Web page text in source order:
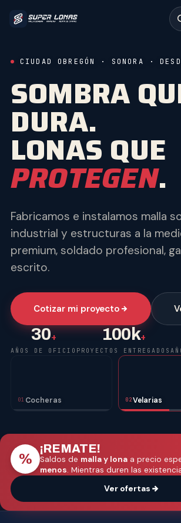
CIUDAD OBREGÓN · SONORA ·
SOMBRA
DURA.
LONAS QUE
PROTEGEN.
Fabricamos e instalamos malla
industrial y estructuras a la
premium, soldado profesional,
escrito.
Cotizar mi proyecto
30+
AÑOS DE OFICIO
100k+
PROYECTOS ENTREGADOS
01 Cocheras 02Velarias
%
¡REMATE!
Saldos de malla y lona a precio
menos. Mientras duren las
Ver ofertas